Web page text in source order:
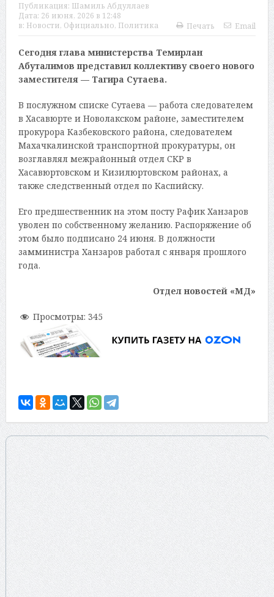
Публикация: Шамиль Абдуллаев
Дата: 26 июня, 2026 в 12:48
в: Новости, Официально, Политика Печать Email
Сегодня глава министерства Темирлан
Абуталимов представил коллективу своего нового
заместителя — Тагира Сутаева.
В послужном списке Сутаева — работа следователем
в Хасавюрте и Новолакском районе, заместителем
прокурора Казбековского района, следователем
Махачкалинской транспортной прокуратуры, он
возглавлял межрайонный отдел СКР в
Хасавюртовском и Кизилюртовском районах, а
также следственный отдел по Каспийску.
Его предшественник на этом посту Рафик Ханзаров
уволен по собственному желанию. Распоряжение об
этом было подписано 24 июня. В должности
замминистра Ханзаров работал с января прошлого
года.
Отдел новостей «МД»
Просмотры: 345